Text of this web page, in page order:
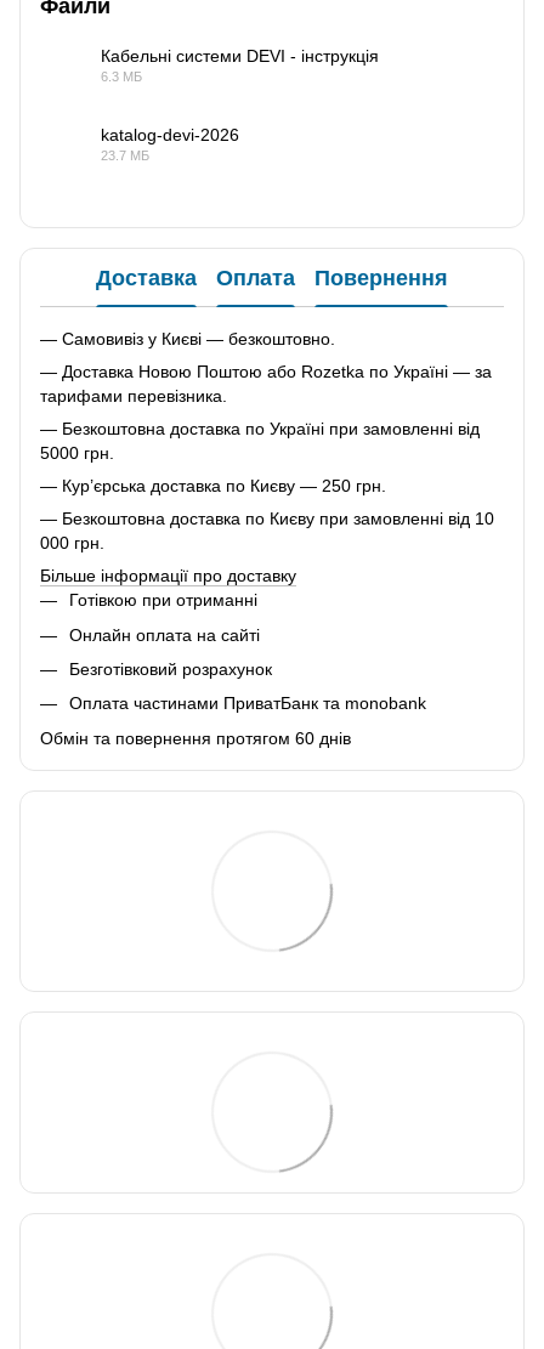
Файли
Кабельні системи DEVI - інструкція
6.3 МБ
katalog-devi-2026
23.7 МБ
Доставка Оплата Повернення
— Самовивіз у Києві — безкоштовно.
— Доставка Новою Поштою або Rozetka по Україні — за
тарифами перевізника.
— Безкоштовна доставка по Україні при замовленні від
5000 грн.
— Кур’єрська доставка по Києву — 250 грн.
— Безкоштовна доставка по Києву при замовленні від 10
000 грн.
Більше інформації про доставку
Готівкою при отриманні
Онлайн оплата на сайті
Безготівковий розрахунок
Оплата частинами ПриватБанк та monobank
Обмін та повернення протягом 60 днів